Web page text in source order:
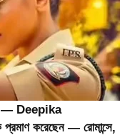
— Deepika
করেছেন — রোমান্সে,